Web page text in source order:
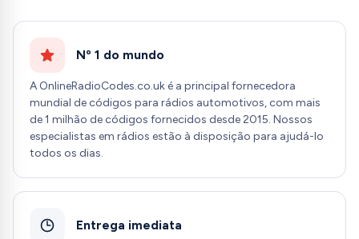
Nº 1 do mundo
A OnlineRadioCodes.co.uk é a principal fornecedora
mundial de códigos para rádios automotivos, com mais
de 1 milhão de códigos fornecidos desde 2015. Nossos
especialistas em rádios estão à disposição para ajudá-lo
todos os dias.
Entrega imediata